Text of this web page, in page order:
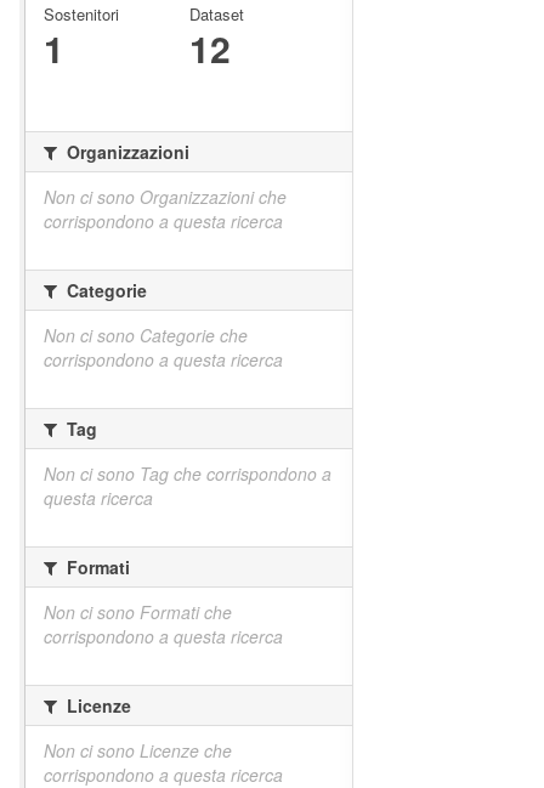
Sostenitori
1
Dataset
12
Organizzazioni
Non ci sono Organizzazioni che
corrispondono a questa ricerca
Categorie
Non ci sono Categorie che
corrispondono a questa ricerca
Tag
Non ci sono Tag che corrispondono a
questa ricerca
Formati
Non ci sono Formati che
corrispondono a questa ricerca
Licenze
Non ci sono Licenze che
corrispondono a questa ricerca